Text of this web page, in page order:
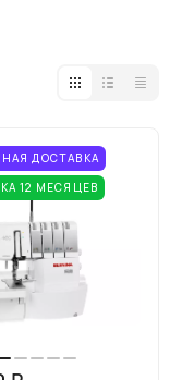
ДОСТАВКА
12 МЕСЯЦЕВ